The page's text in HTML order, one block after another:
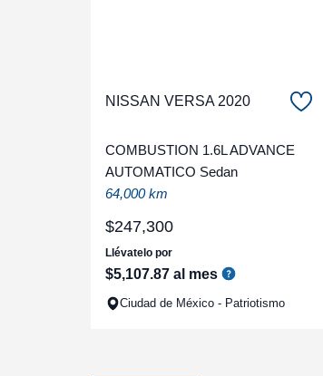
NISSAN VERSA 2020
COMBUSTION 1.6L ADVANCE
AUTOMATICO Sedan
64,000 km
$247,300
Llévatelo por
$5,107.87 al mes
Ciudad de México - Patriotismo